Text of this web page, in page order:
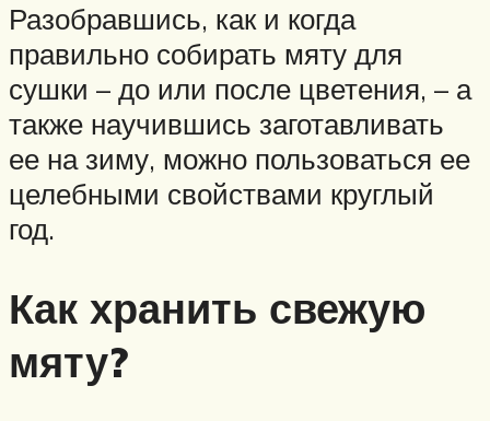
Разобравшись, как и когда
правильно собирать мяту для
сушки – до или после цветения, – а
также научившись заготавливать
ее на зиму, можно пользоваться ее
целебными свойствами круглый
год.
Как хранить свежую
мяту?